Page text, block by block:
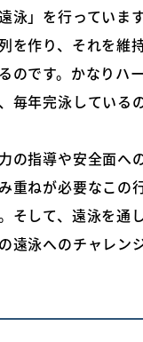
遠泳」を行っていま
を作り、それを維
のです。かなりハ
毎年完泳している
の指導や安全面へ
重ねが必要なこの
そして、遠泳を通
遠泳へのチャレン